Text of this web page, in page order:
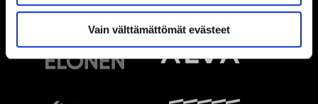
Vain välttämättömät evästeet